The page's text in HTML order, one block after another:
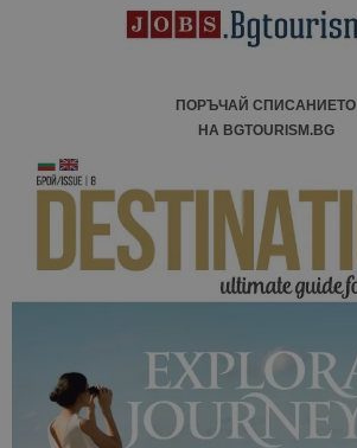
ПОРЪЧАЙ СПИСАНИЕТО
НА BGTOURISM.BG